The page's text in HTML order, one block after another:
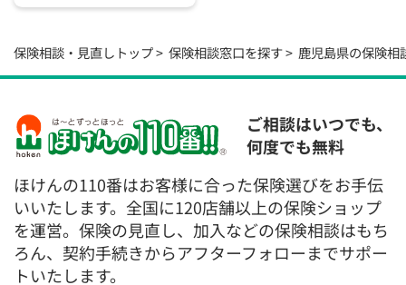
保険相談・見直しトップ 保険相談窓口を探す 鹿児島県の保険相
ご相談はいつでも、
何度でも無料
ほけんの110番はお客様に合った保険選びをお手伝
いいたします。全国に120店舗以上の保険ショップ
を運営。保険の見直し、加入などの保険相談はもち
ろん、契約手続きからアフターフォローまでサポー
トいたします。